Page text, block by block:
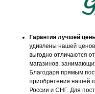
Гарантия лучшей
удивлены нашей
выгодно отличаются
магазинов,
Благодаря прямым
приобретения нашей
России и СНГ. Для